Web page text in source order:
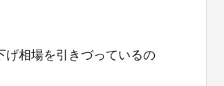
げ相場を引きづっているの